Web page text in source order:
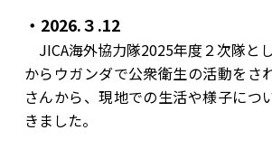
・2026.３.12
JICA海外協力隊2025年度２次隊と
からウガンダで公衆衛生の活動をさ
さんから、現地での生活や様子につ
きました。